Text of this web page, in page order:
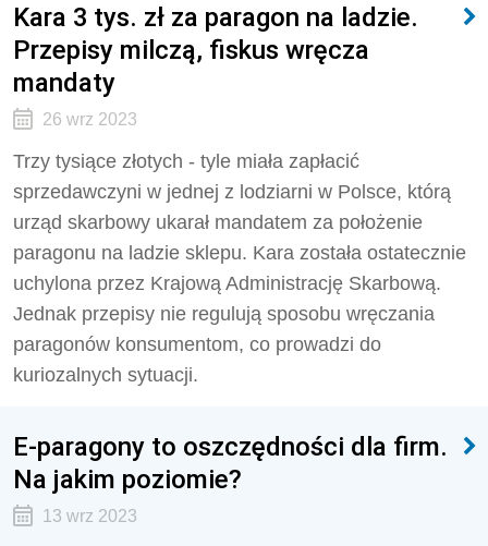
Kara 3 tys. zł za paragon na ladzie.
Przepisy milczą, fiskus wręcza
mandaty
26 wrz 2023
Trzy tysiące złotych - tyle miała zapłacić
sprzedawczyni w jednej z lodziarni w Polsce, którą
urząd skarbowy ukarał mandatem za położenie
paragonu na ladzie sklepu. Kara została ostatecznie
uchylona przez Krajową Administrację Skarbową.
Jednak przepisy nie regulują sposobu wręczania
paragonów konsumentom, co prowadzi do
kuriozalnych sytuacji.
E-paragony to oszczędności dla firm.
Na jakim poziomie?
13 wrz 2023